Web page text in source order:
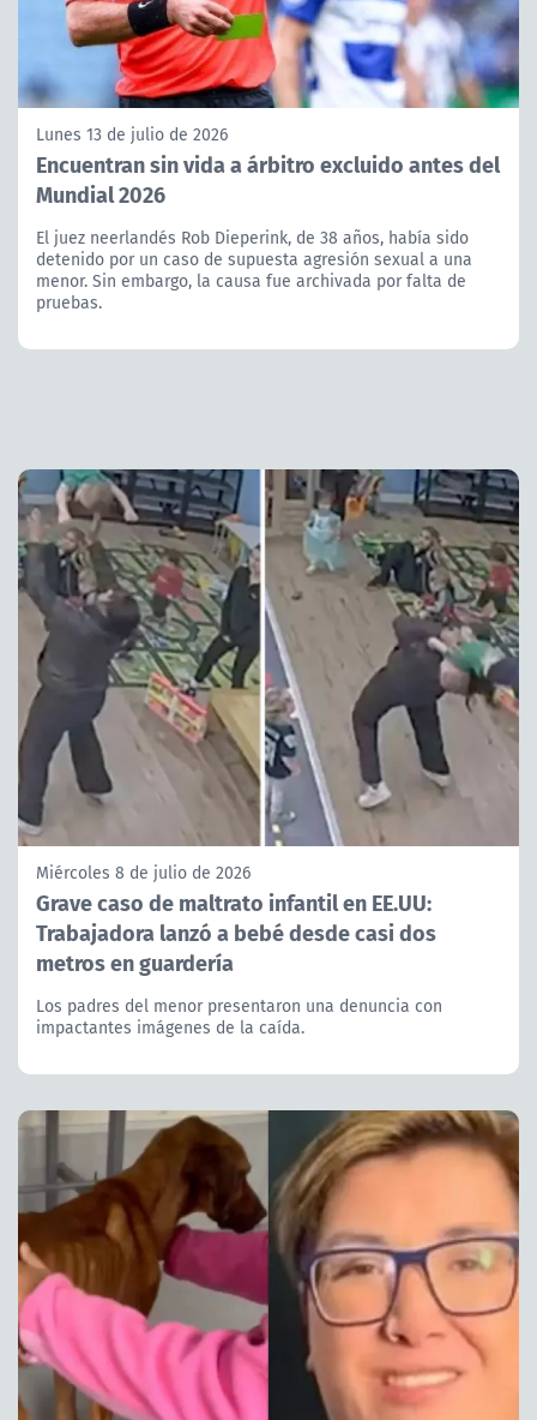
Lunes 13 de julio de 2026
Encuentran sin vida a árbitro excluido antes del
Mundial 2026
El juez neerlandés Rob Dieperink, de 38 años, había sido
detenido por un caso de supuesta agresión sexual a una
menor. Sin embargo, la causa fue archivada por falta de
pruebas.
Miércoles 8 de julio de 2026
Grave caso de maltrato infantil en EE.UU:
Trabajadora lanzó a bebé desde casi dos
metros en guardería
Los padres del menor presentaron una denuncia con
impactantes imágenes de la caída.